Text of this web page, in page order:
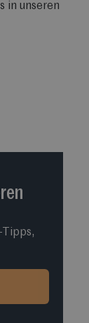
in unseren
Tipps,